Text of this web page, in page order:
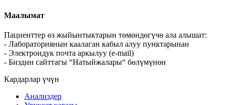
Маалымат
Пациенттер өз жыйынтыктарын төмөндөгүчө ала алышат:
- Лабораториянын каалаган кабыл алуу пунктарынан
- Электрондук почта аркылуу (e-mail)
- Биздин сайттагы “Натыйжалары“ бөлүмүнөн
Кардарлар үчүн
Анализдер